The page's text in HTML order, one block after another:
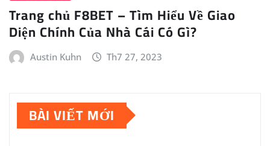
Trang chủ F8BET – Tìm Hiểu Về Giao
Diện Chính Của Nhà Cái Có Gì?
Austin Kuhn Th7 27, 2023
BÀI VIẾT MỚI